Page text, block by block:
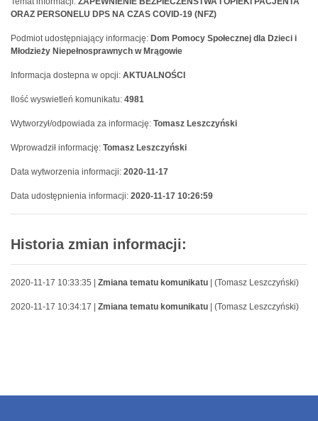
ORAZ PERSONELU DPS NA CZAS COVID-19 (NFZ)
Podmiot udostępniający informację: Dom Pomocy Społecznej dla Dzieci i
Młodzieży Niepełnosprawnych w Mrągowie
Informacja dostepna w opcji: AKTUALNOŚCI
Ilość wyswietleń komunikatu: 4981
Wytworzył/odpowiada za informację: Tomasz Leszczyński
Wprowadził informację: Tomasz Leszczyński
Data wytworzenia informacji: 2020-11-17
Data udostępnienia informacji: 2020-11-17 10:26:59
Historia zmian informacji:
2020-11-17 10:33:35 | Zmiana tematu komunikatu | (Tomasz Leszczyński)
2020-11-17 10:34:17 | Zmiana tematu komunikatu | (Tomasz Leszczyński)